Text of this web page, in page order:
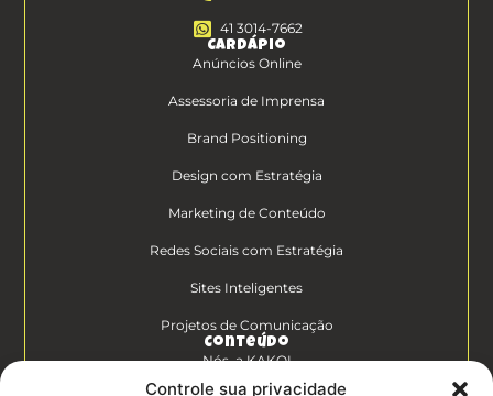
Controle sua privacidade
41 3014-7662
Cardápio
Anúncios Online
Assessoria de Imprensa
Brand Positioning
Design com Estratégia
Marketing de Conteúdo
Redes Sociais com Estratégia
Sites Inteligentes
Projetos de Comunicação
Conteúdo
Nós, a KAKOI